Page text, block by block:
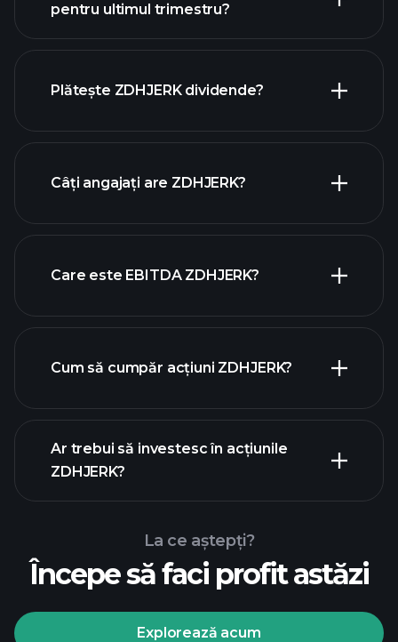
câștigurile
rapoartele
pentru ultimul trimestru?
Plătește ZDHJERK dividende?
acțiuni cu dividende mari
Câți angajați are ZDHJERK?
Care este EBITDA ZDHJERK?
rapoartele financiare
Cum să cumpăr acțiuni ZDHJERK?
Turneele
recomandat
Ar trebui să investesc în acțiunile
ZDHJERK?
La ce aștepți?
Începe să faci profit astăzi
Explorează acum